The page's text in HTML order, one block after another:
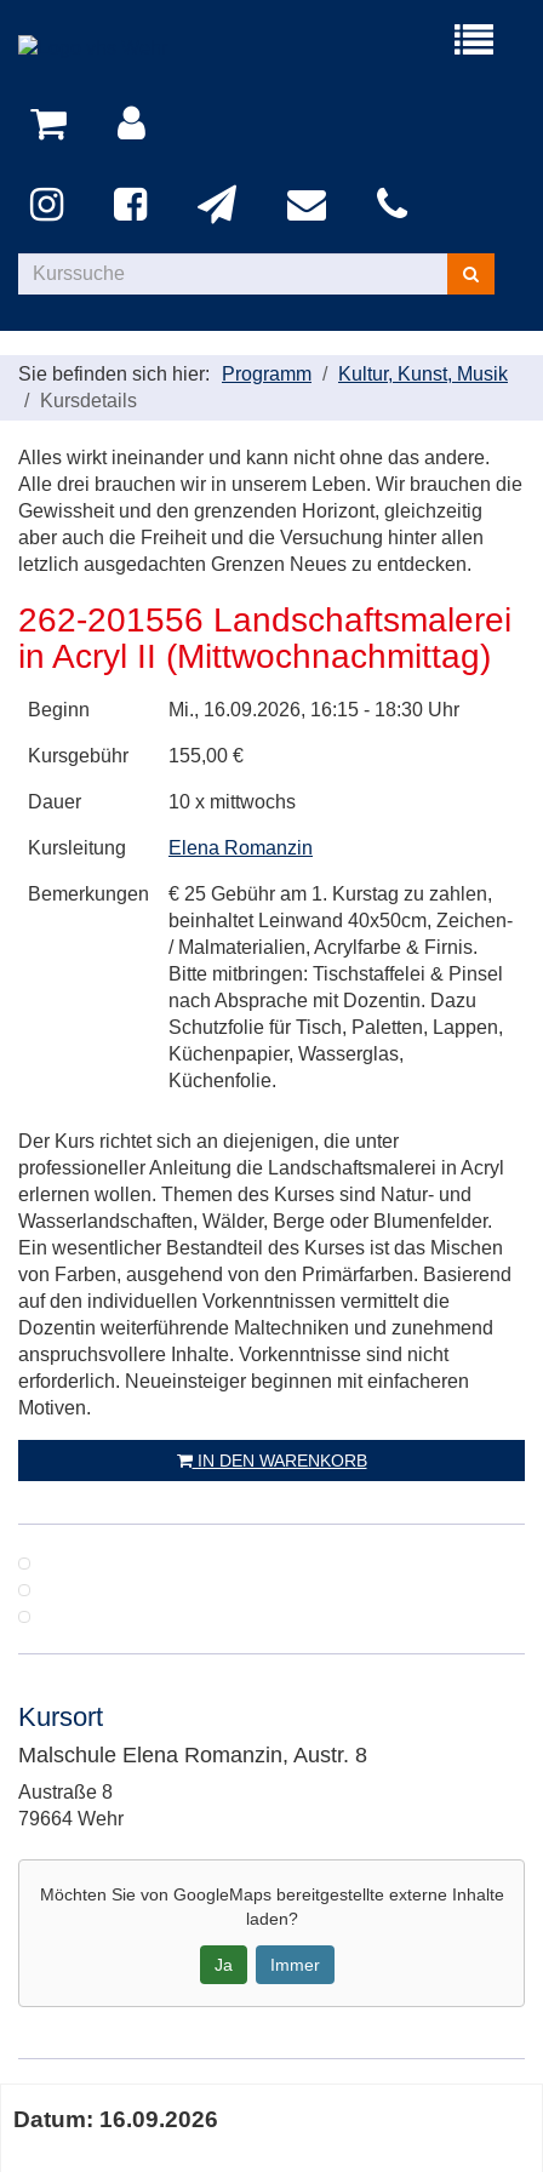
Menü
Kurse
suchen
Sie befinden sich hier: Programm
Kultur, Kunst, Musik
Kursdetails
Alles wirkt ineinander und kann nicht ohne das andere.
Alle drei brauchen wir in unserem Leben. Wir brauchen die
Gewissheit und den grenzenden Horizont, gleichzeitig
aber auch die Freiheit und die Versuchung hinter allen
letzlich ausgedachten Grenzen Neues zu entdecken.
262-201556 Landschaftsmalerei
in Acryl II (Mittwochnachmittag)
Beginn Mi., 16.09.2026, 16:15 - 18:30 Uhr
Kursgebühr 155,00 €
Dauer 10 x mittwochs
Kursleitung Elena Romanzin
Bemerkungen
€ 25 Gebühr am 1. Kurstag zu zahlen,
beinhaltet Leinwand 40x50cm, Zeichen-
/ Malmaterialien, Acrylfarbe & Firnis.
Bitte mitbringen: Tischstaffelei & Pinsel
nach Absprache mit Dozentin. Dazu
Schutzfolie für Tisch, Paletten, Lappen,
Küchenpapier, Wasserglas,
Küchenfolie.
Der Kurs richtet sich an diejenigen, die unter
professioneller Anleitung die Landschaftsmalerei in Acryl
erlernen wollen. Themen des Kurses sind Natur- und
Wasserlandschaften, Wälder, Berge oder Blumenfelder.
Ein wesentlicher Bestandteil des Kurses ist das Mischen
von Farben, ausgehend von den Primärfarben. Basierend
auf den individuellen Vorkenntnissen vermittelt die
Dozentin weiterführende Maltechniken und zunehmend
anspruchsvollere Inhalte. Vorkenntnisse sind nicht
erforderlich. Neueinsteiger beginnen mit einfacheren
Motiven.
IN DEN WARENKORB
Kursort
Malschule Elena Romanzin, Austr. 8
Adresse:
Austraße 8
79664 Wehr
Möchten Sie von GoogleMapsbereitgestellte externe Inhalte
laden?
Ja Immer
Maps
von
zum
Datum: 16.09.2026